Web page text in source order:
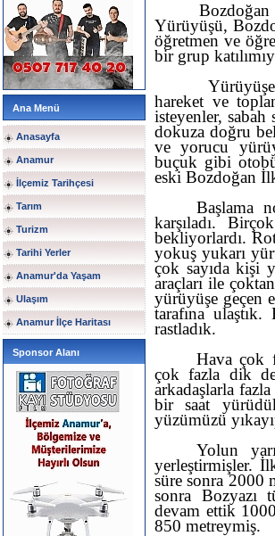
Ana Menü
Anasayfa
Anamur
İlçemiz Tarihçesi
Tarım
Turizm
Tarihi Yerler
Anamur'da Yaşam
Ulaşım
Anamur İlçe Haritası
Sponsor Alanı
Bozdoğan
Yürüyüşü,
öğretmen ve
bir grup
hareket ve
isteyenler,
dokuza doğru
ve yorucu
buçuk gibi
eski Bozdoğan
Başlama
karşıladı.
bekliyorlardı.
yokuş yukarı
çok sayıda kişi
araçları ile
yürüyüşe geçen
tarafına
rastladık.
Hava çok
çok fazla dik
arkadaşlarla
bir saat
yüzümüzü
Yolun
yerleştirmişler.
süre sonra2000
sonra Bozyazı
devam ettik
850 metreymiş.